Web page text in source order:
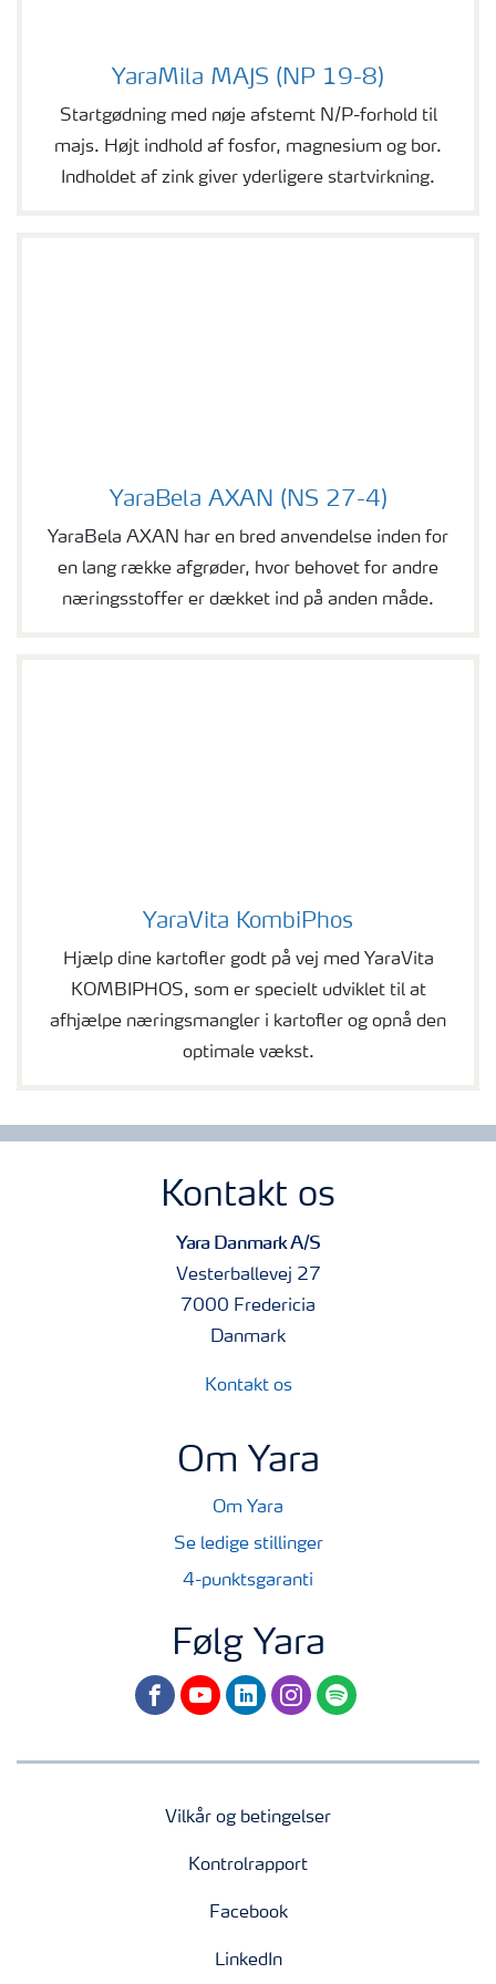
YaraMila MAJS (NP 19-8)
Startgødning med nøje afstemt N/P-forhold til
majs. Højt indhold af fosfor, magnesium og bor.
Indholdet af zink giver yderligere startvirkning.
YaraBela AXAN (NS 27-4)
YaraBela AXAN har en bred anvendelse inden for
en lang række afgrøder, hvor behovet for andre
næringsstoffer er dækket ind på anden måde.
YaraVita KombiPhos
Hjælp dine kartofler godt på vej med YaraVita
KOMBIPHOS, som er specielt udviklet til at
afhjælpe næringsmangler i kartofler og opnå den
optimale vækst.
Kontakt os
Yara Danmark A/S
Vesterballevej 27
7000 Fredericia
Danmark
Kontakt os
Om Yara
Om Yara
Se ledige stillinger
4-punktsgaranti
Følg Yara
facebookyoutubelinkedininstagram
spotify
Vilkår og betingelser
Kontrolrapport
Facebook
LinkedIn